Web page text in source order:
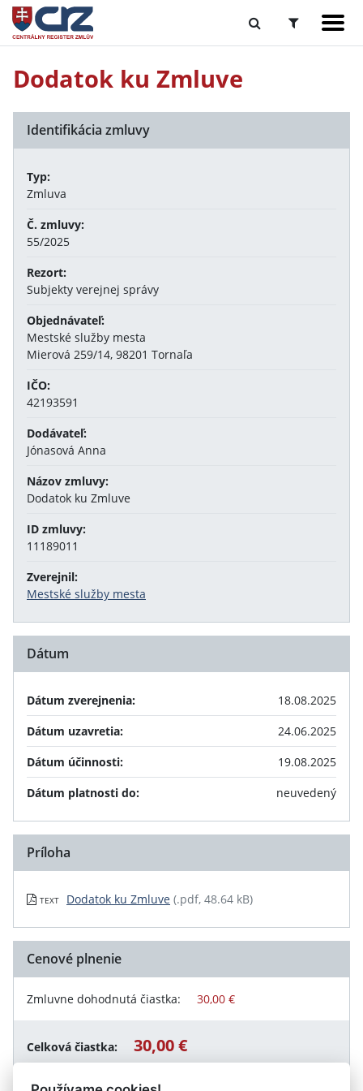
Dodatok ku Zmluve
Identifikácia zmluvy
Typ:
Zmluva
Č. zmluvy:
55/2025
Rezort:
Subjekty verejnej správy
Objednávateľ:
Mestské služby mesta
Mierová 259/14, 98201 Tornaľa
IČO:
42193591
Dodávateľ:
Jónasová Anna
Názov zmluvy:
Dodatok ku Zmluve
ID zmluvy:
11189011
Zverejnil:
Mestské služby mesta
Dátum
Dátum zverejnenia:
18.08.2025
Dátum uzavretia:
24.06.2025
Dátum účinnosti:
19.08.2025
Dátum platnosti do:
neuvedený
Príloha
TEXT Dodatok ku Zmluve (.pdf, 48.64 kB)
Cenové plnenie
Zmluvne dohodnutá čiastka: 30,00 €
Celková čiastka: 30,00 €